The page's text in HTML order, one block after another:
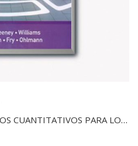
FUNDAMENTOS DE METODOS CUANTITATIVOS PARA LOS NEGOCIOS 1ED